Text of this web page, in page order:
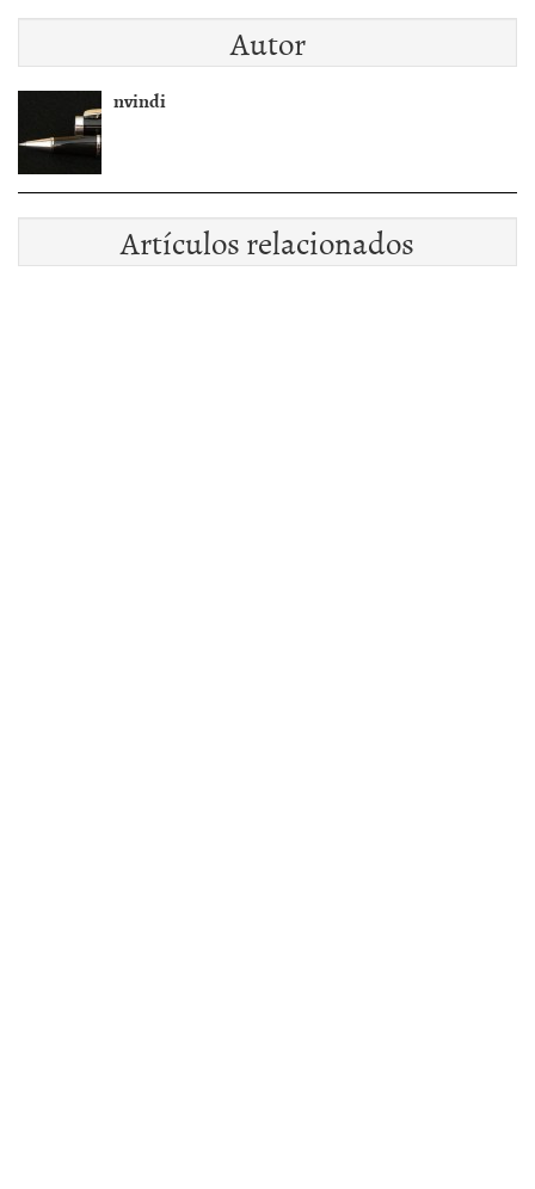
Autor
nvindi
Artículos relacionados